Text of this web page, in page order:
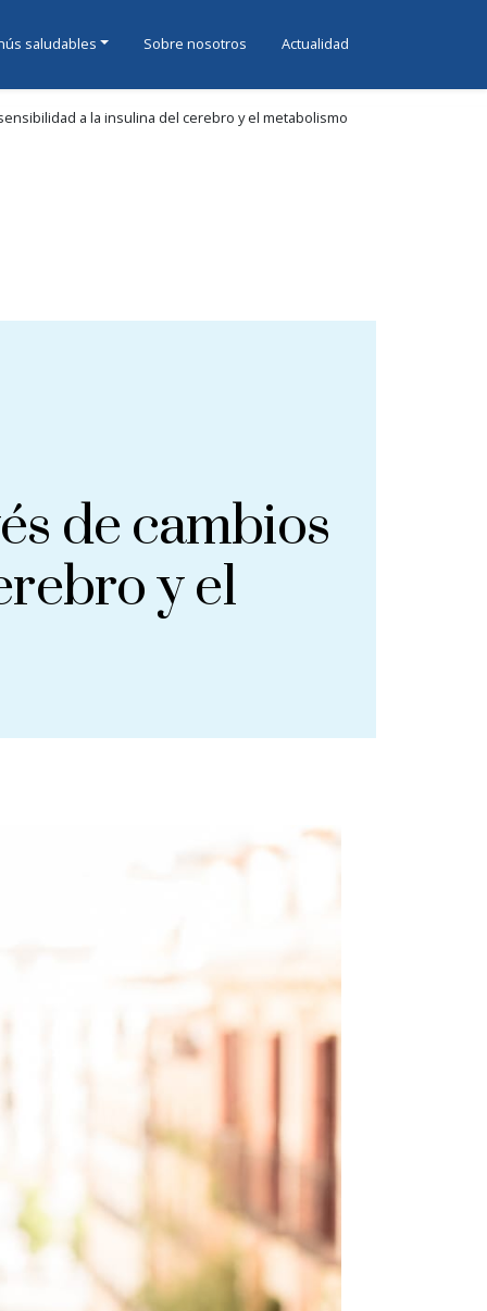
saludables Sobre nosotros Actualidad
a la insulina del cerebro y el metabolismo
de cambios
y el